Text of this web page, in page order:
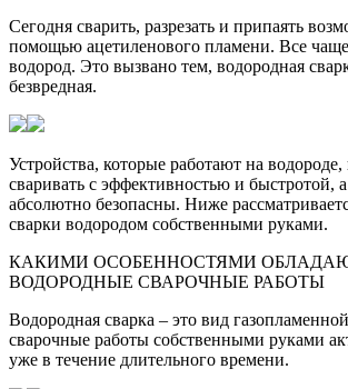
Сегодня сварить, разрезать и припаять
помощью ацетиленового пламени. Все
водород. Это вызвано тем, водородная
безвредная.
Устройства, которые работают на
сваривать с эффективностью и быстротой,
абсолютно безопасны. Ниже
сварки водородом собственными руками.
КАКИМИ ОСОБЕННОСТЯМИ
ВОДОРОДНЫЕ СВАРОЧНЫЕ РАБОТЫ
Водородная сварка – это вид
сварочные работы собственными руками
уже в течение длительного времени.